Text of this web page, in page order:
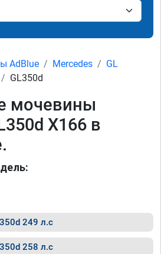
AdBlue Mercedes
GL
GL350d
мочевины
X166 в
249 л.с
258 л.с